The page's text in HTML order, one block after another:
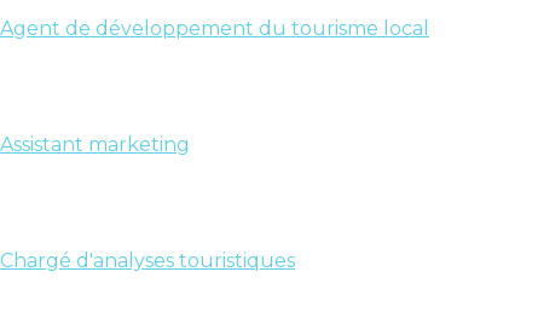
Agent de développement du tourisme local
Assistant marketing
Chargé d'analyses touristiques